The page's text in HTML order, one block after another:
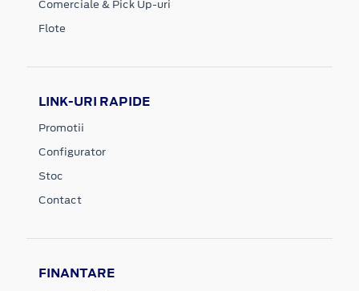
Comerciale & Pick Up-uri
Flote
LINK-URI RAPIDE
Promotii
Configurator
Stoc
Contact
FINANTARE